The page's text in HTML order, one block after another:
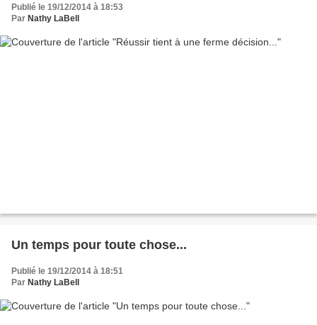
Publié le 19/12/2014 à 18:53
Par Nathy LaBell
Un temps pour toute chose...
Publié le 19/12/2014 à 18:51
Par Nathy LaBell